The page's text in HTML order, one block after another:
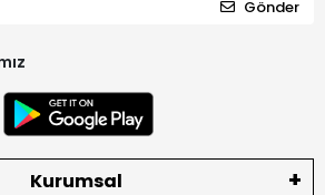
Gönder
Kurumsal